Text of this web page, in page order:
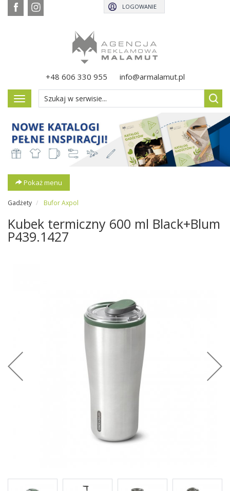
+48 606 330 955 info@armalamut.pl
LOGOWANIE
Pokaż
menu
Pokaż menu
Gadżety Bufor Axpol
Kubek termiczny 600 ml Black+Blum
P439.1427